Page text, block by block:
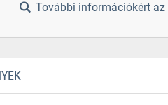
További információkért